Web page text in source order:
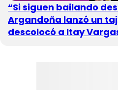
“Si siguen bailando
Argandoña lanzó un
descolocó a Itay